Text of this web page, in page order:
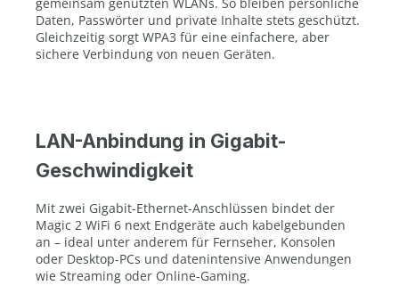
Daten, Passwörter und private Inhalte stets geschützt.
Gleichzeitig sorgt WPA3 für eine einfachere, aber
sichere Verbindung von neuen Geräten.
LAN-Anbindung in Gigabit-
Geschwindigkeit
Mit zwei Gigabit-Ethernet-Anschlüssen bindet der
Magic 2 WiFi 6 next Endgeräte auch kabelgebunden
an – ideal unter anderem für Fernseher, Konsolen
oder Desktop-PCs und datenintensive Anwendungen
wie Streaming oder Online-Gaming.